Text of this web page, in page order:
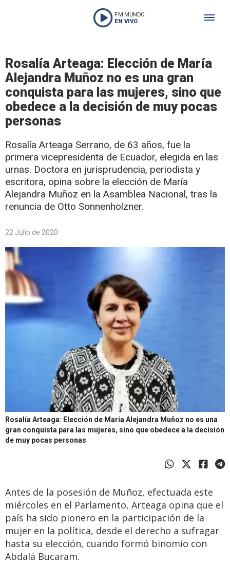
FM MUNDO
EN VIVO
Rosalía Arteaga: Elección de María
Alejandra Muñoz no es una gran
conquista para las mujeres, sino que
obedece a la decisión de muy pocas
personas
Rosalía Arteaga Serrano, de 63 años, fue la
primera vicepresidenta de Ecuador, elegida en las
urnas. Doctora en jurisprudencia, periodista y
escritora, opina sobre la elección de María
Alejandra Muñoz en la Asamblea Nacional, tras la
renuncia de Otto Sonnenholzner.
22 Julio de 2020
Rosalía Arteaga: Elección de María Alejandra Muñoz no es una
gran conquista para las mujeres, sino que obedece a la decisión
de muy pocas personas
Antes de la posesión de Muñoz, efectuada este
miércoles en el Parlamento, Arteaga opina que el
país ha sido pionero en la participación de la
mujer en la política, desde el derecho a sufragar
hasta su elección, cuando formó binomio con
Abdalá Bucaram.